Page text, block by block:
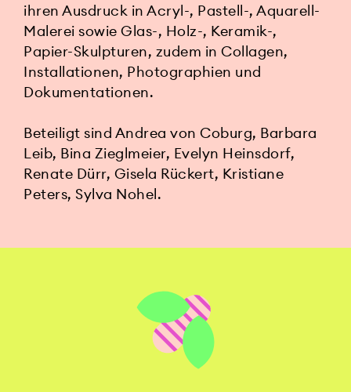
ihren Ausdruck in Acryl-, Pastell-, Aquarell-
Malerei sowie Glas-, Holz-, Keramik-,
Papier-Skulpturen, zudem in Collagen,
Installationen, Photographien und
Dokumentationen.
Beteiligt sind Andrea von Coburg, Barbara
Leib, Bina Zieglmeier, Evelyn Heinsdorf,
Renate Dürr, Gisela Rückert, Kristiane
Peters, Sylva Nohel.